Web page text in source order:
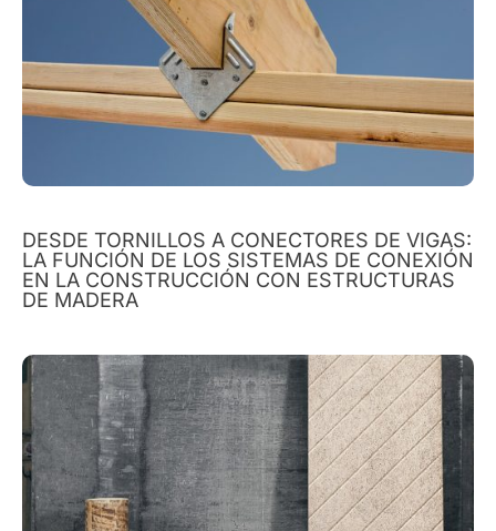
DESDE TORNILLOS A CONECTORES DE VIGAS:
LA FUNCIÓN DE LOS SISTEMAS DE CONEXIÓN
EN LA CONSTRUCCIÓN CON ESTRUCTURAS
DE MADERA